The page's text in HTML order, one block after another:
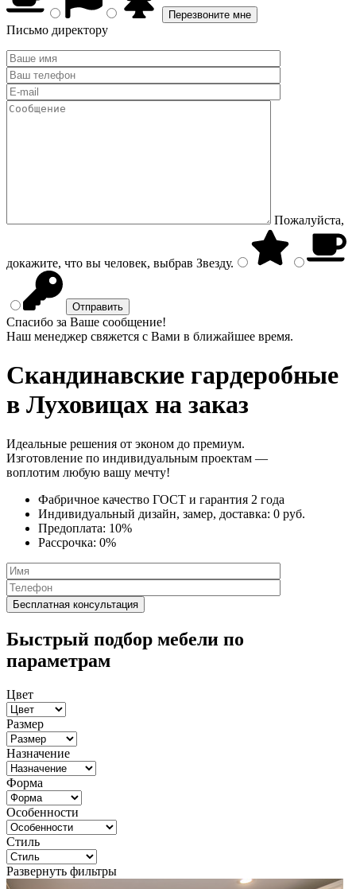
Письмо директору
Пожалуйста,
докажите, что вы человек, выбрав Звезду.
Спасибо за Ваше сообщение!
Наш менеджер свяжется с Вами в ближайшее время.
Скандинавские гардеробные
в Луховицах на заказ
Идеальные решения от эконом до премиум.
Изготовление по индивидуальным проектам —
воплотим любую вашу мечту!
Фабричное качество ГОСТ и гарантия 2 года
Индивидуальный дизайн, замер, доставка: 0 руб.
Предоплата: 10%
Рассрочка: 0%
Быстрый подбор мебели по
параметрам
Цвет
Размер
Назначение
Форма
Особенности
Стиль
Развернуть фильтры